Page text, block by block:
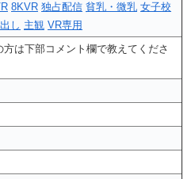
8KVR 独占配信 貧乳・微乳 女子校
し 主観 VR専用
方は下部コメント欄で教えてくださ